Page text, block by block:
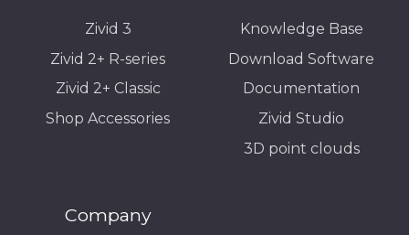
Zivid 3
Zivid 2+ R-series
Zivid 2+ Classic
Shop Accessories
Knowledge Base
Download Software
Documentation
Zivid Studio
3D point clouds
Company